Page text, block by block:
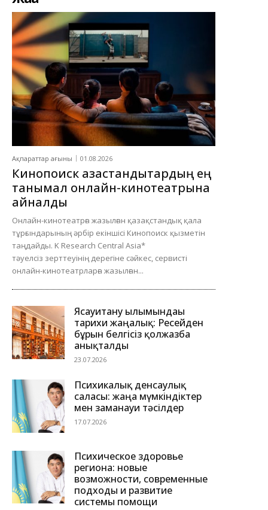
Ақпараттар ағыны 01.08.2026
Кинопоиск қазақстандықтардың ең
танымал онлайн-кинотеатрына
айналды
Онлайн-кинотеатрға жазылған қазақстандық қала
тұрғындарының әрбір екіншісі Кинопоиск қызметін
таңдайды. K Research Central Asia*
тәуелсіз зерттеуінің дерегіне сәйкес, сервисті
онлайн-кинотеатрларға жазылған...
Ясауитану ғылымындағы
тарихи жаңалық: Ресейден
бұрын белгісіз қолжазба
анықталды
23.07.2026
Психикалық денсаулық
саласы: жаңа мүмкіндіктер
мен заманауи тәсілдер
17.07.2026
Психическое здоровье
региона: новые
возможности, современные
подходы и развитие
системы помощи